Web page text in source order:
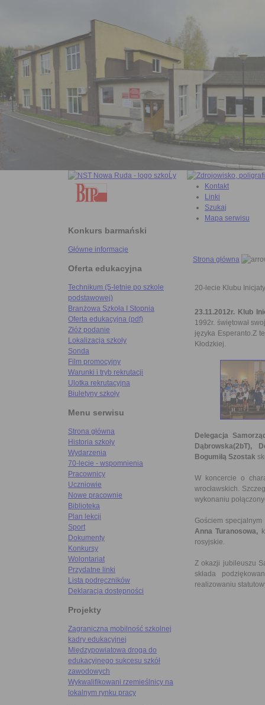
Konkurs barmański
Główne informacje
Oferta edukacyjna
Technikum (5-letnie po szkole
podstawowej)
Branżowa Szkoła I Stopnia
Oferta edukacyjna (pdf)
Złóż podanie
Lokalizacja szkoły
Sonda
Film promocyjny
Warunki i tryb rekrutacji
Ulotka rekrutacyjna
Biuletyny szkoły
Menu serwisu
Strona główna
Historia szkoły
Wydarzenia
70-lecie - wspomnienia
Pracownicy
Uczniowie
Nowe pracownie
Biblioteka
Plan lekcji
Sport
Dokumenty
Konkursy
Wolontariat
Przydatne linki
Lista podręczników
Deklaracja dostępności
Projekty
Zagraniczna mobilność szkolnej
kadry edukacyjnej
Międzypowiatowa droga do
edukacyjnego sukcesu szkół
zawodowych
Wykwalifikowani rzemieślnicy na
lokalnym rynku pracy
Kontakt
Linki
Szukaj
Mapa serwisu
Strona główna
20-lecie Klubu
23.11.2012r. Klub
1992r. świętował
języka Esperanto.Z
Kłodzkiej.
Delegacja
Dąbrowska(2bT),
Bogumiłą Szostak
W koncercie o
wrocławskich.
wykonaniu
Gościem
Anna Turanosowa,
rosyjskie.
Z okazji jubileuszu
składa
realizowaniu